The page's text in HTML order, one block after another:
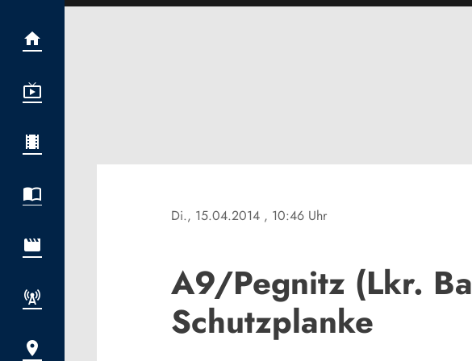
Di., 15.04.2014 , 10:46 Uhr
A9/Pegnitz (Lkr.
Schutzplanke